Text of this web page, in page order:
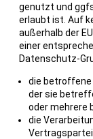
genutzt und
erlaubt ist. Auf
außerhalb der
einer
Datenschutz-
die betroffene
der sie
oder mehrere
die